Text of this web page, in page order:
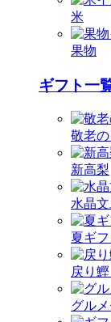
米
果物
ギフト一
敬老の
新高梨
水晶
夏ギフ
戻り鰹
グル